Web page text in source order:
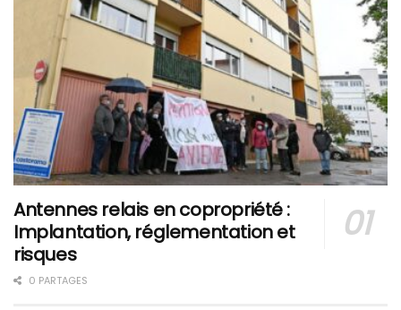
Antennes relais en copropriété :
Implantation, réglementation et
risques
0 PARTAGES